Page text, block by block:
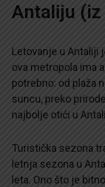
Antaliju
Letovanje u Antaliji
ova metropola ima
potrebno: od plaža
suncu, preko
najbolje otići u
Turistička sezona
letnja sezona u
leta. Ono što je